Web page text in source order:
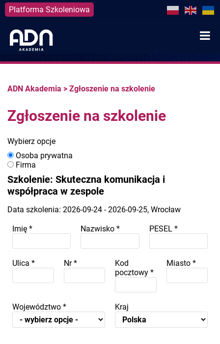
Platforma Szkoleniowa
content
ADN Akademia > Zgłoszenie na szkolenie
Zgłoszenie na szkolenie
Wybierz opcje
Osoba prywatna
Firma
Szkolenie: Skuteczna komunikacja i
współpraca w zespole
Data szkolenia: 2026-09-24 - 2026-09-25, Wrocław
Imię * Nazwisko* PESEL *
Ulica * Nr*
Kod
pocztowy *
Miasto *
Województwo * Kraj